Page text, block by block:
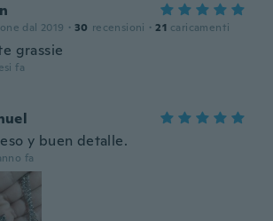
dal 2019 · 30 recensioni · 21 caricamenti
grassie
fa
y buen detalle.
fa